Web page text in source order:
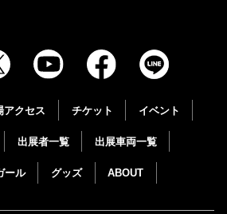
アクセス チケット イベント
出展者一覧 出展車両一覧
ール グッズ ABOUT